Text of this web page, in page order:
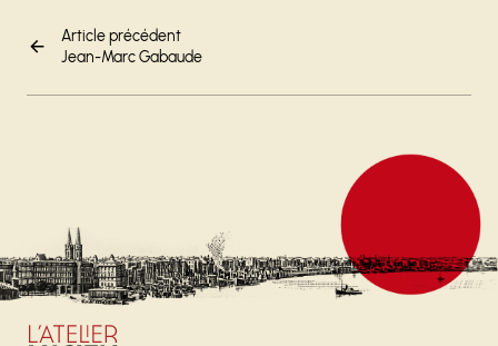
Article précédent
Jean-Marc Gabaude